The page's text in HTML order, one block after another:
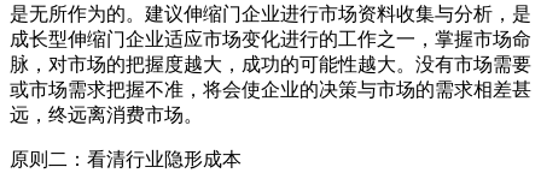
是无所作为的。建议伸缩门企业进行市场资料收集与分析，是
成长型伸缩门企业适应市场变化进行的工作之一，掌握市场命
脉，对市场的把握度越大，成功的可能性越大。没有市场需要
或市场需求把握不准，将会使企业的决策与市场的需求相差甚
远，终远离消费市场。
原则二：看清行业隐形成本